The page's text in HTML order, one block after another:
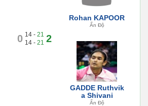
0 14 - 21
14 - 21 2
Rohan KAPOOR
Ấn Độ
GADDE Ruthvik
a Shivani
Ấn Độ